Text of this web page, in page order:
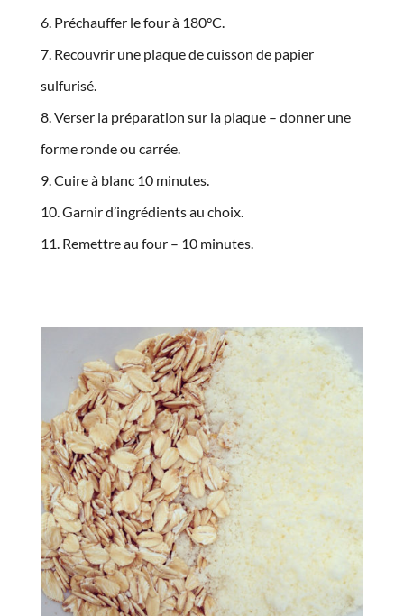
Préchauffer le four à 180°C.
Recouvrir une plaque de cuisson de papier
sulfurisé.
Verser la préparation sur la plaque – donner une
forme ronde ou carrée.
Cuire à blanc 10 minutes.
Garnir d’ingrédients au choix.
Remettre au four – 10 minutes.